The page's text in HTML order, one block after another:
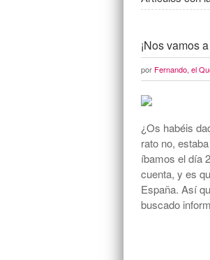
¡Nos vamos
por Fernando, el
¿Os habéis
rato no,
íbamos el día
cuenta, y es
España. Así
buscado